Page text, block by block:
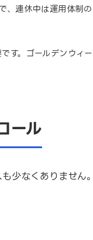
、連休中は運用体制
す。ゴールデンウィ
ール
少なくありません